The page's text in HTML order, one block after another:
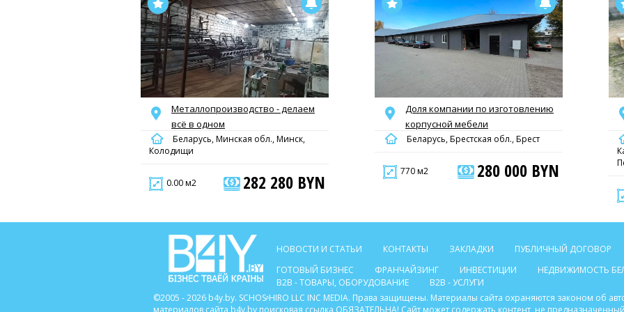
Металлопроизводство - делаем
всё в одном
Беларусь, Минская обл., Минск,
Колодищи
0.00 м2 282 280 BYN
Доля компании по изготовлению
корпусной мебели
Беларусь, Брестская обл., Брест
770 м2 280 000 BYN
НОВОСТИ И СТАТЬИ КОНТАКТЫ ЗАКЛАДКИ
ПУБЛИЧНЫЙ ДОГОВОР
ГОТОВЫЙ БИЗНЕС
ФРАНЧАЙЗИНГ ИНВЕСТИЦИИ
НЕДВИЖИМОСТЬ
B2B - ТОВАРЫ, ОБОРУДОВАНИЕ
B2B - УСЛУГИ
©2005 - 2026 b4y.by. SCHOSᶳHIRO LLC INC MEDIA. Права защищены. Материалы сайта охраняются законом об
материалов сайта b4y.by поисковая ссылка ОБЯЗАТЕЛЬНА! Сайт может содержать контент, не